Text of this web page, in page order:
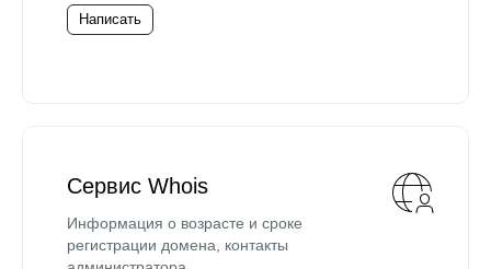
Написать
Сервис Whois
Информация о возрасте и сроке
регистрации домена, контакты